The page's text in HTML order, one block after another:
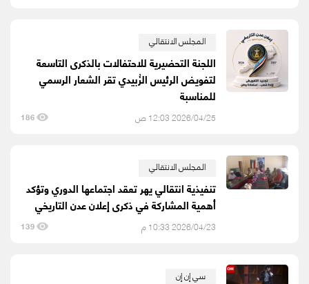
المجلس الانتقالي
اللجنة التحضيرية للاحتفالات بالذكرى التاسعة
لتفويض الرئيس الزُبيدي تقر الشعار الرسمي
للمناسبة
2026/04/25 12:03 ص 186
المجلس الانتقالي
تنفيذية انتقالي يهر تعقد اجتماعها الدوري وتؤكد
أهمية المشاركة في ذكرى إعلان عدن التاريخي
2026/04/23 10:33 م 139
سي إن إن